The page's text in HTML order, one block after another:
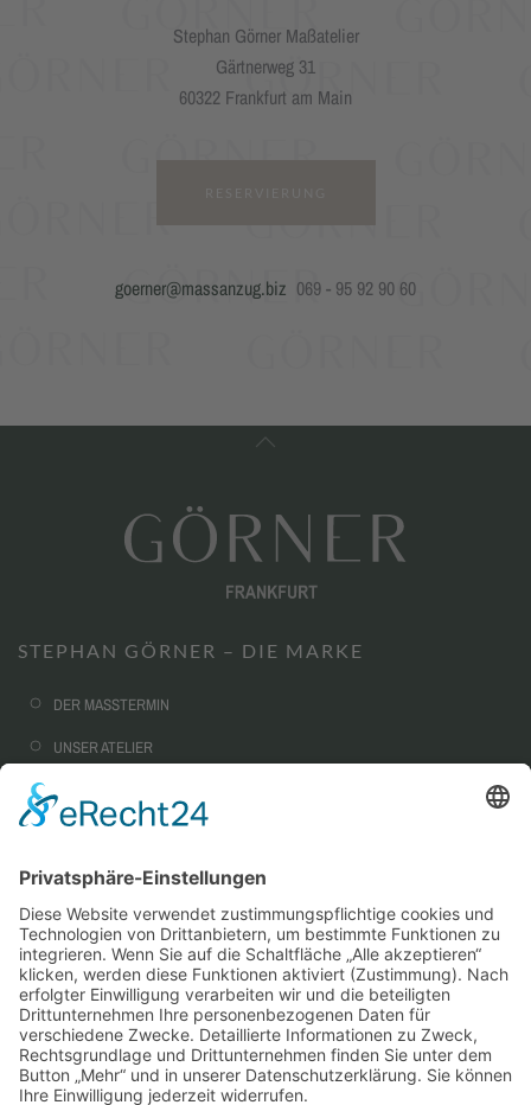
Stephan Görner Maßatelier
Gärtnerweg 31
60322 Frankfurt am Main
goerner@massanzug.biz 069 - 95 92 90 60
STEPHAN GÖRNER – DIE MARKE
DER MASSTERMIN
UNSER ATELIER
NACHHALTIGKEIT
CORPORATE FASHION
AUSSTATTUNG & OPTIONEN
SERVICE
WARUM MASSKONFEKTION?
STEPHAN GÖRNER VIP-TAILORING